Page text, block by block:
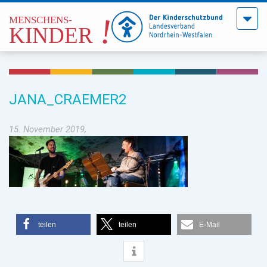
Menü
JANA_CRAEMER2
15. November 2019,
teilen teilen E-Mail